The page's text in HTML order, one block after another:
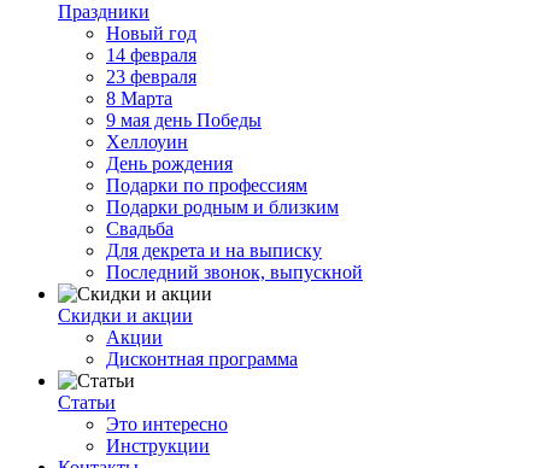
Праздники
Новый год
14 февраля
23 февраля
8 Марта
9 мая день Победы
Хеллоуин
День рождения
Подарки по профессиям
Подарки родным и близким
Свадьба
Для декрета и на выписку
Последний звонок, выпускной
Скидки и акции
Акции
Дисконтная программа
Статьи
Это интересно
Инструкции